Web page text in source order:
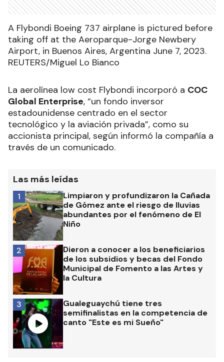
A Flybondi Boeing 737 airplane is pictured before
taking off at the Aeroparque-Jorge Newbery
Airport, in Buenos Aires, Argentina June 7, 2023.
REUTERS/Miguel Lo Bianco
La aerolínea low cost Flybondi incorporó a COC
Global Enterprise, “un fondo inversor
estadounidense centrado en el sector
tecnológico y la aviación privada”, como su
accionista principal, según informó la compañía a
través de un comunicado.
Las más leídas
Limpiaron y profundizaron la Cañada
de Gómez ante el riesgo de lluvias
abundantes por el fenómeno de El
Niño
1
Dieron a conocer a los beneficiarios
de los subsidios y becas del Fondo
Municipal de Fomento a las Artes y
la Cultura
2
Gualeguaychú tiene tres
semifinalistas en la competencia de
canto "Este es mi Sueño"
3